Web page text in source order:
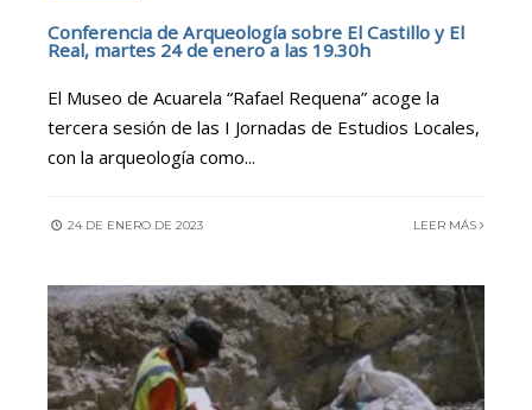
Conferencia de Arqueología sobre El Castillo y El
Real, martes 24 de enero a las 19.30h
El Museo de Acuarela “Rafael Requena” acoge la
tercera sesión de las I Jornadas de Estudios Locales,
con la arqueología como...
24 DE ENERO DE 2023 LEER MÁS